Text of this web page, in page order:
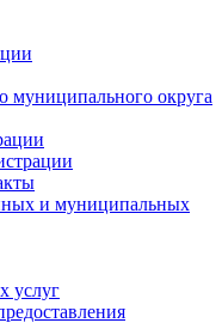
муниципального округа
и муниципальных
услуг